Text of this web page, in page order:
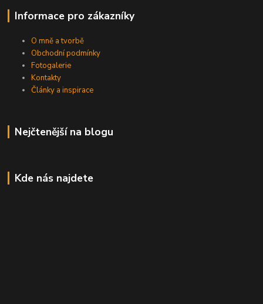
Informace pro zákazníky
O mně a tvorbě
Obchodní podmínky
Fotogalerie
Kontakty
Články a inspirace
Nejčtenější na blogu
Kde nás najdete